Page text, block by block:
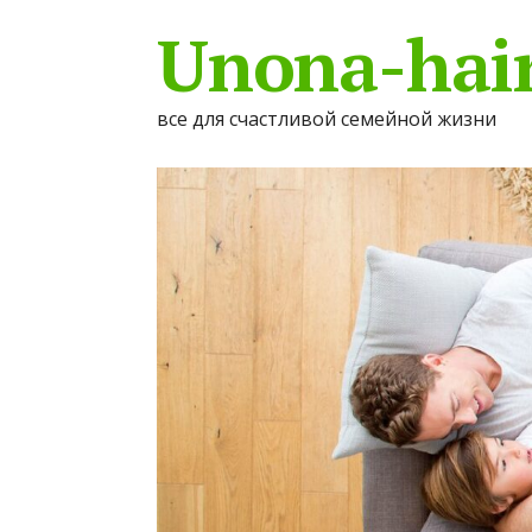
Unona-
все для счастливой семейной жизни